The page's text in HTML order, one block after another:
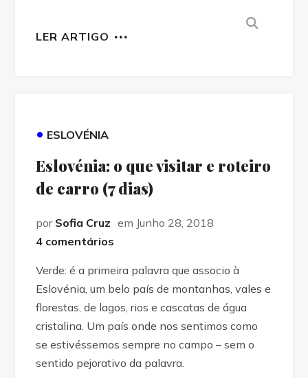
LER ARTIGO
• ESLOVÉNIA
Eslovénia: o que visitar e roteiro
de carro (7 dias)
por Sofia Cruz em Junho 28, 2018
4 comentários
Verde: é a primeira palavra que associo à
Eslovénia, um belo país de montanhas, vales e
florestas, de lagos, rios e cascatas de água
cristalina. Um país onde nos sentimos como
se estivéssemos sempre no campo – sem o
sentido pejorativo da palavra.